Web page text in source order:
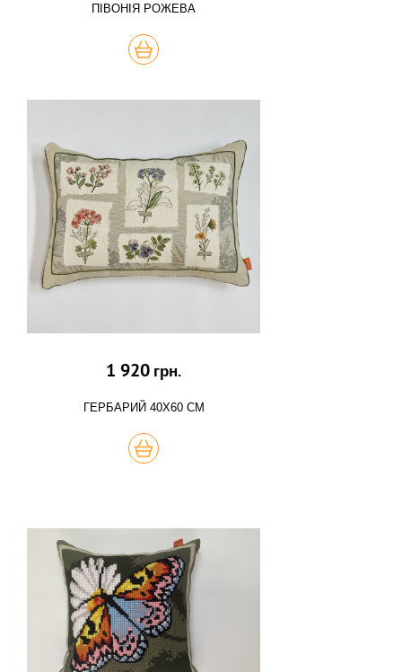
ПІВОНІЯ РОЖЕВА
КУПИТЬ
1 920 грн.
ГЕРБАРИЙ 40Х60 СМ
КУПИТЬ